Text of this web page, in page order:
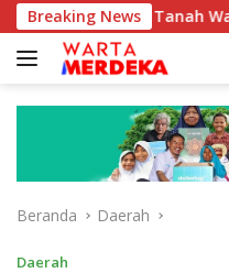
Langsung
ke
konten
Breaking News
Tanah Wakaf
Beranda Daerah
Daerah